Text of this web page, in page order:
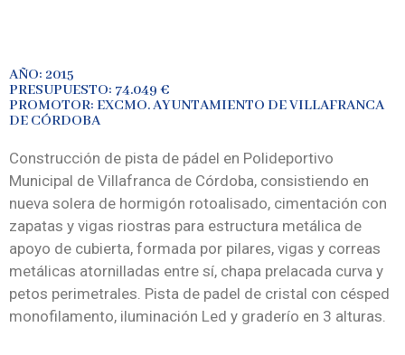
AÑO: 2015
PRESUPUESTO: 74.049 €
PROMOTOR: EXCMO. AYUNTAMIENTO DE VILLAFRANCA
DE CÓRDOBA
Construcción de pista de pádel en Polideportivo
Municipal de Villafranca de Córdoba, consistiendo en
nueva solera de hormigón rotoalisado, cimentación con
zapatas y vigas riostras para estructura metálica de
apoyo de cubierta, formada por pilares, vigas y correas
metálicas atornilladas entre sí, chapa prelacada curva y
petos perimetrales. Pista de padel de cristal con césped
monofilamento, iluminación Led y graderío en 3 alturas.